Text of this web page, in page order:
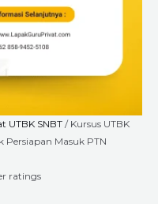
UTBK SNBT / Kursus UTBK
Persiapan Masuk PTN
ratings